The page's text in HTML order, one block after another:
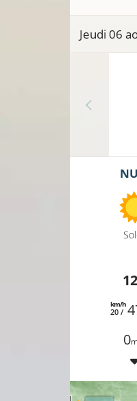
Jeudi 06
20 /
km/h
0